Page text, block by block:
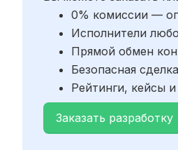
0% комиссии —
Исполнители
Прямой обмен
Безопасная
Рейтинги, кейсы
Заказать разработку